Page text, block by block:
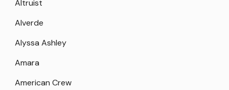
Altruist
Alverde
Alyssa Ashley
Amara
American Crew